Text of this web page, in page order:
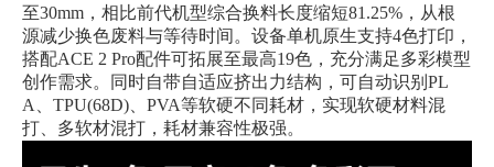
至30mm，相比前代机型综合换料长度缩短81.25%，从根
源减少换色废料与等待时间。设备单机原生支持4色打印，
搭配ACE 2 Pro配件可拓展至最高19色，充分满足多彩模型
创作需求。同时自带自适应挤出力结构，可自动识别PL
A、TPU(68D)、PVA等软硬不同耗材，实现软硬材料混
打、多软材混打，耗材兼容性极强。